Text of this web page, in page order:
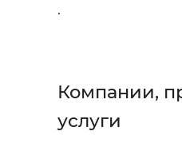
.
Компании,
услуги